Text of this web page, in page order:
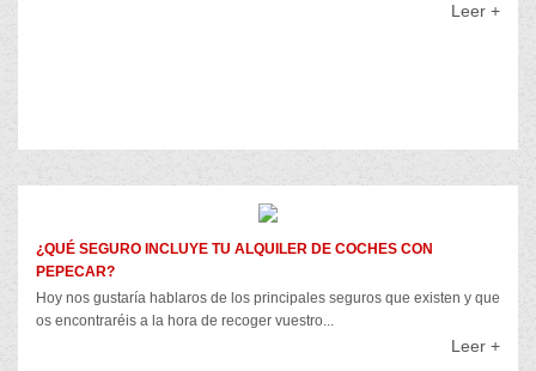
Leer +
¿QUÉ SEGURO INCLUYE TU ALQUILER DE COCHES CON
PEPECAR?
Hoy nos gustaría hablaros de los principales seguros que existen y que
os encontraréis a la hora de recoger vuestro...
Leer +